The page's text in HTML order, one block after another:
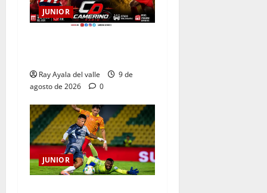
JUNIOR
Ray Ayala del valle
9 de
agosto de 2026
0
JUNIOR